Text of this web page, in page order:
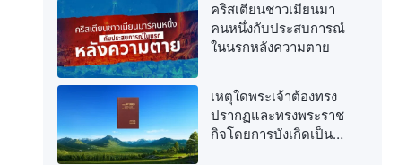
คริสเตียนชาวเมียนมา
คนหนึ่งกับประสบการณ์
ในนรกหลังความตาย
เหตุใดพระเจ้าต้องทรง
ปรากฏและทรงพระราช
กิจโดยการบังเกิดเป็น